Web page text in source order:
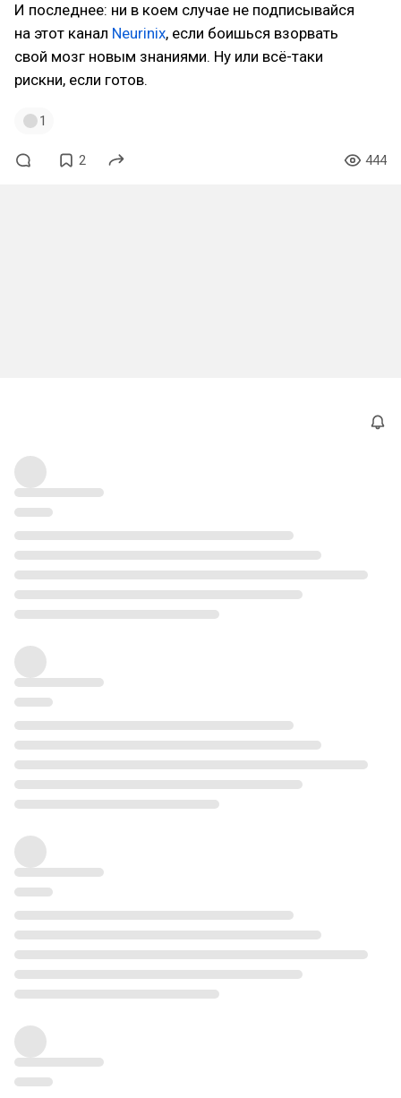
И последнее: ни в коем случае не подписывайся
на этот канал Neurinix, если боишься взорвать
свой мозг новым знаниями. Ну или всё-таки
рискни, если готов.
1
2 444